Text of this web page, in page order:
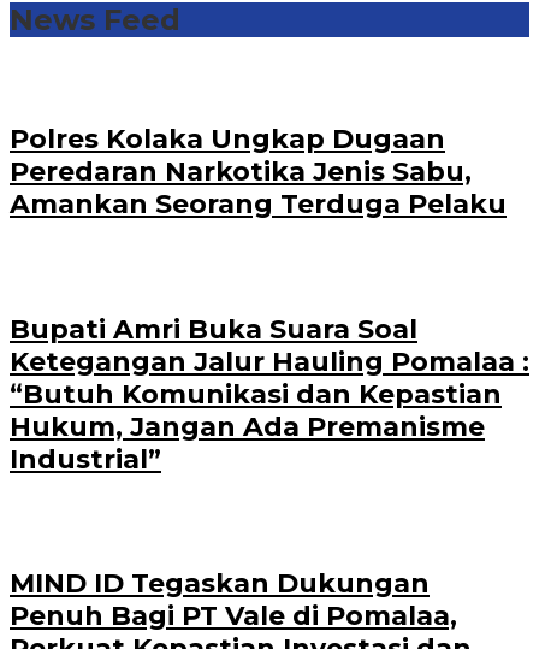
News Feed
Polres Kolaka Ungkap Dugaan
Peredaran Narkotika Jenis Sabu,
Amankan Seorang Terduga Pelaku
Bupati Amri Buka Suara Soal
Ketegangan Jalur Hauling Pomalaa :
“Butuh Komunikasi dan Kepastian
Hukum, Jangan Ada Premanisme
Industrial”
MIND ID Tegaskan Dukungan
Penuh Bagi PT Vale di Pomalaa,